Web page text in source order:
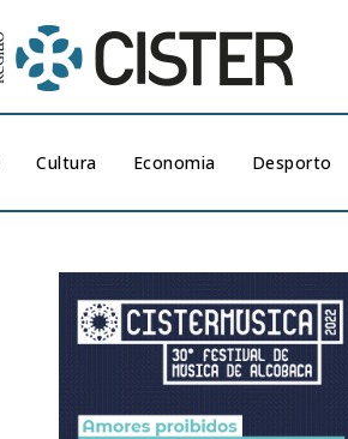
Cultura Economia Desporto